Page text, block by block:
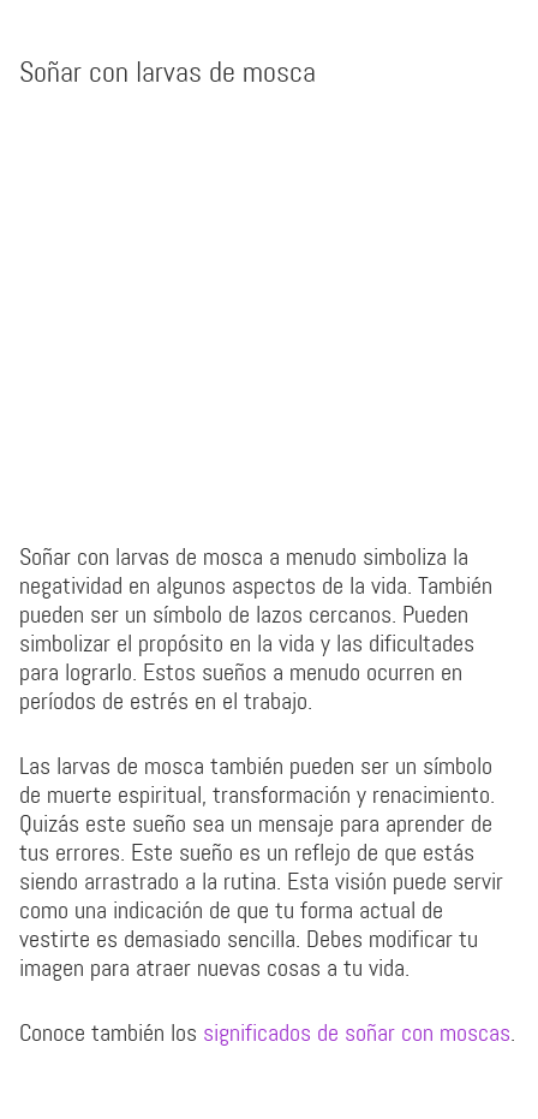
Soñar con larvas de mosca
Soñar con larvas de mosca a menudo simboliza la
negatividad en algunos aspectos de la vida. También
pueden ser un símbolo de lazos cercanos. Pueden
simbolizar el propósito en la vida y las dificultades
para lograrlo. Estos sueños a menudo ocurren en
períodos de estrés en el trabajo.
Las larvas de mosca también pueden ser un símbolo
de muerte espiritual, transformación y renacimiento.
Quizás este sueño sea un mensaje para aprender de
tus errores. Este sueño es un reflejo de que estás
siendo arrastrado a la rutina. Esta visión puede servir
como una indicación de que tu forma actual de
vestirte es demasiado sencilla. Debes modificar tu
imagen para atraer nuevas cosas a tu vida.
Conoce también los significados de soñar con moscas.